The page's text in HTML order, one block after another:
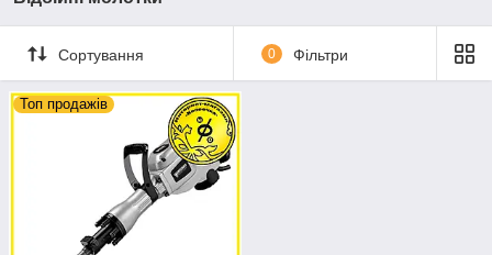
Сортування 0 Фільтри
Топ продажів